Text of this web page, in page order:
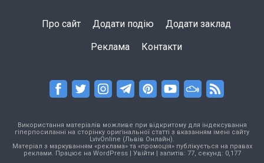
Про сайт Додати подію Додати заклад
Реклама Контакти
Використання матеріалів можливе при відкритому для індексування
гіперпосиланні на сторінку оригінальної статті з вказанням імені сайту
LvivOnline (Львів Онлайн).
Матеріал з маркуванням «реклама» та «промоція» публікується на правах
реклами. Працює на WordPress| Увійти | запитів: 77, секунд: 0,177